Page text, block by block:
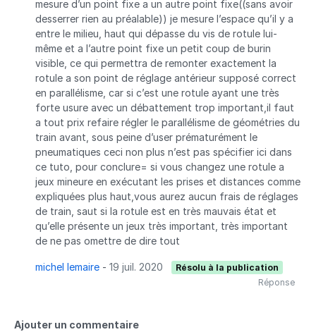
mesure d’un point fixe a un autre point fixe((sans avoir
desserrer rien au préalable)) je mesure l’espace qu’il y a
entre le milieu, haut qui dépasse du vis de rotule lui-
même et a l’autre point fixe un petit coup de burin
visible, ce qui permettra de remonter exactement la
rotule a son point de réglage antérieur supposé correct
en parallélisme, car si c’est une rotule ayant une très
forte usure avec un débattement trop important,il faut
a tout prix refaire régler le parallélisme de géométries du
train avant, sous peine d’user prématurément le
pneumatiques ceci non plus n’est pas spécifier ici dans
ce tuto, pour conclure= si vous changez une rotule a
jeux mineure en exécutant les prises et distances comme
expliquées plus haut,vous aurez aucun frais de réglages
de train, saut si la rotule est en très mauvais état et
qu’elle présente un jeux très important, très important
de ne pas omettre de dire tout
michel lemaire - 19 juil. 2020
Résolu à la publication
Réponse
Ajouter un commentaire